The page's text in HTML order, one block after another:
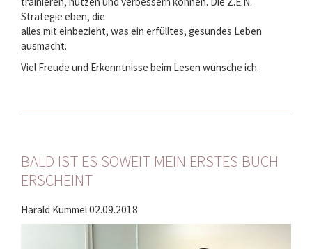
Strategie eben, die
alles mit einbezieht, was ein erfülltes, gesundes Leben
ausmacht.
Viel Freude und Erkenntnisse beim Lesen wünsche ich.
BALD IST ES SOWEIT MEIN ERSTES BUCH
ERSCHEINT
Harald Kümmel02.09.2018